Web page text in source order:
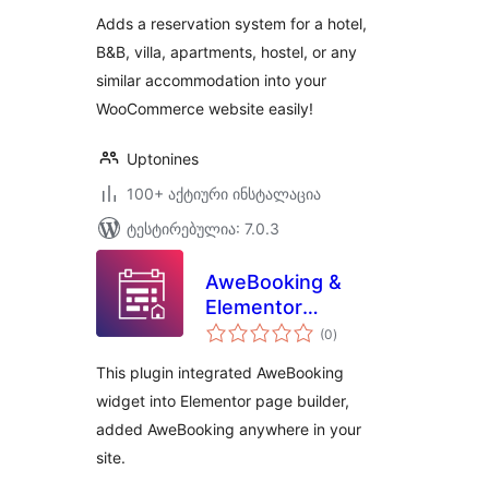
Adds a reservation system for a hotel,
B&B, villa, apartments, hostel, or any
similar accommodation into your
WooCommerce website easily!
Uptonines
100+ აქტიური ინსტალაცია
ტესტირებულია: 7.0.3
AweBooking &
Elementor
Integration
(0საერთო
რეიტინგი
)
This plugin integrated AweBooking
widget into Elementor page builder,
added AweBooking anywhere in your
site.